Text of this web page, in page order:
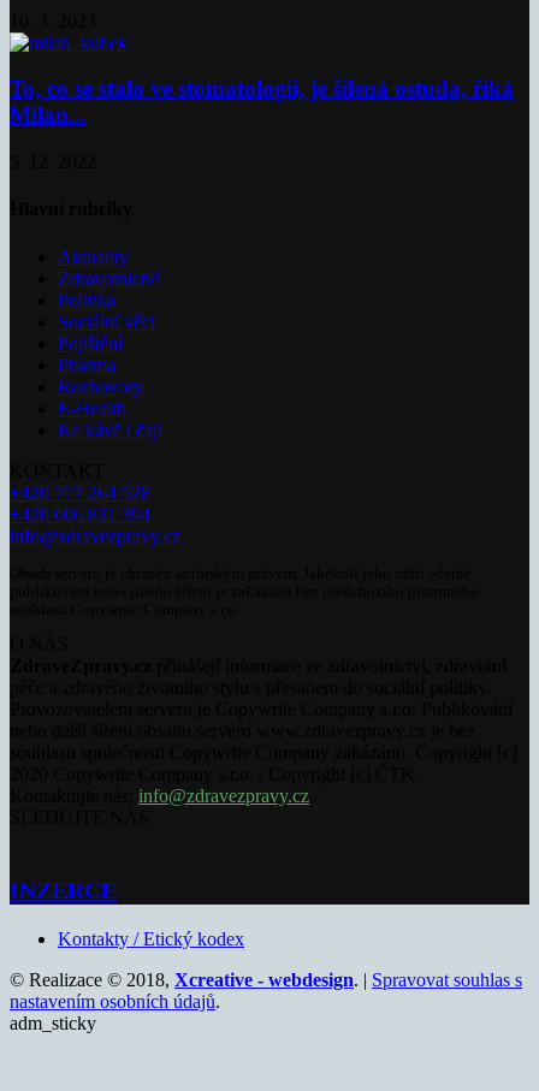
To, co se stalo ve stomatologii, je šílená ostuda, říká
Milan...
Aktuality
Zdravotnictví
Politika
Sociální věci
Pojištění
Pharma
Rozhovory
E-Health
Ke kávě i čaji
+420 777 264 528
+420 606 831 394
info@zdravezpravy.cz
info@zdravezpravy.cz
INZERCE
Kontakty / Etický kodex
© Realizace © 2018, Xcreative - webdesign. | Spravovat souhlas s
nastavením osobních údajů.
adm_sticky